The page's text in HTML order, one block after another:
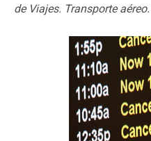
de Viajes. Transporte aéreo.